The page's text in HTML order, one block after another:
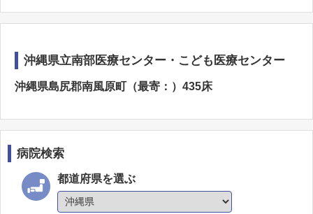
沖縄県立南部医療センター・こども医療センター
沖縄県島尻郡南風原町（最寄：）435床
病院検索
都道府県を選ぶ